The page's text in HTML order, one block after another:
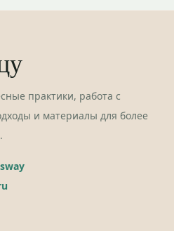
практики, работа с
и материалы для более